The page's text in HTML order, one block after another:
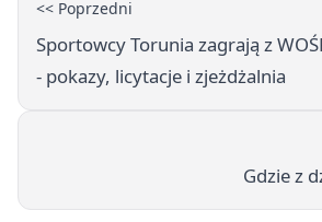
<< Poprzedni
Sportowcy Torunia zagrają z
- pokazy, licytacje i zjeżdżalnia
Gdzie z